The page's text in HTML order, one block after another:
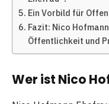
Ein Vorbild für
Fazit: Nico
Öffentlichkeit und
Wer ist Nico